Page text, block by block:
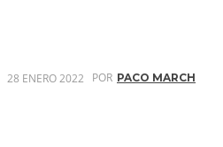
28 ENERO 2022 POR PACO MARCH